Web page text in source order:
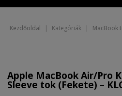
Kezdőoldal | Kategóriák | MacBook
Apple MacBook Air/Pro
Sleeve tok (Fekete) –